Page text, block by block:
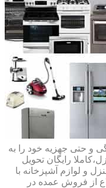
و حتی جهزیه خود را به
رایگان تحویل
و لوازم آشپزخانه با
از فروش عمده در